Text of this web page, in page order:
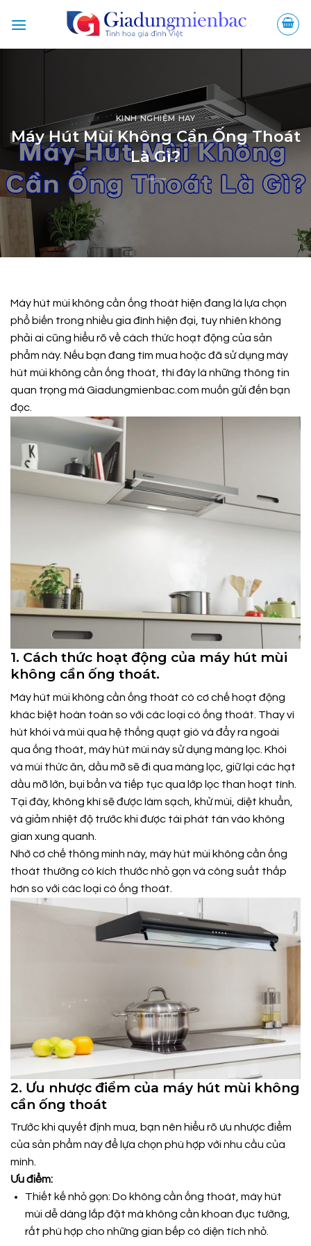
qua
KINH NGHIỆM HAY
Máy Hút Mùi Không Cần Ống Thoát
Là Gì?
Máy hút mùi không cần ống thoát hiện đang là lựa chọn
phổ biến trong nhiều gia đình hiện đại, tuy nhiên không
phải ai cũng hiểu rõ về cách thức hoạt động của sản
phẩm này. Nếu bạn đang tìm mua hoặc đã sử dụng máy
hút mùi không cần ống thoát, thì đây là những thông tin
quan trọng mà Giadungmienbac.com muốn gửi đến bạn
đọc.
1. Cách thức hoạt động của máy hút mùi
không cần ống thoát.
Máy hút mùi không cần ống thoát có cơ chế hoạt động
khác biệt hoàn toàn so với các loại có ống thoát. Thay vì
hút khói và mùi qua hệ thống quạt gió và đẩy ra ngoài
qua ống thoát, máy hút mùi này sử dụng màng lọc. Khói
và mùi thức ăn, dầu mỡ sẽ đi qua màng lọc, giữ lại các hạt
dầu mỡ lớn, bụi bẩn và tiếp tục qua lớp lọc than hoạt tính.
Tại đây, không khí sẽ được làm sạch, khử mùi, diệt khuẩn,
và giảm nhiệt độ trước khi được tái phát tán vào không
gian xung quanh.
Nhờ cơ chế thông minh này, máy hút mùi không cần ống
thoát thường có kích thước nhỏ gọn và công suất thấp
hơn so với các loại có ống thoát.
2. Ưu nhược điểm của máy hút mùi không
cần ống thoát
Trước khi quyết định mua, bạn nên hiểu rõ ưu nhược điểm
của sản phẩm này để lựa chọn phù hợp với nhu cầu của
mình.
Ưu điểm:
Thiết kế nhỏ gọn: Do không cần ống thoát, máy hút
mùi dễ dàng lắp đặt mà không cần khoan đục tường,
rất phù hợp cho những gian bếp có diện tích nhỏ.